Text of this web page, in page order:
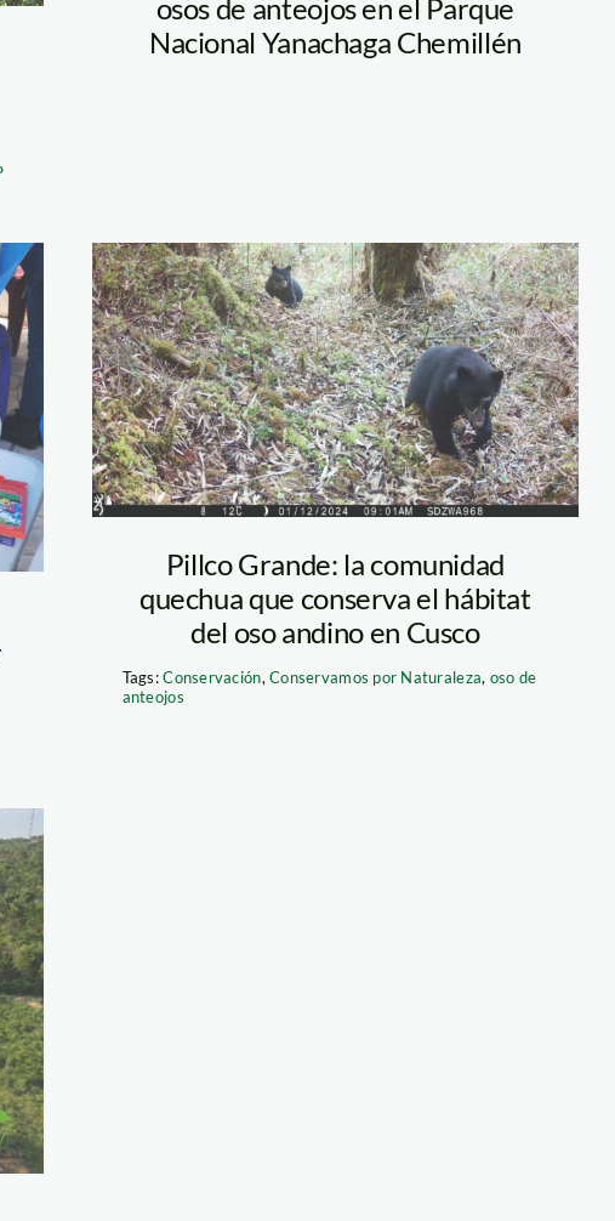
osos de anteojos en el Parque
Nacional Yanachaga Chemillén
pillco-grande-
oso-anteojos-2
Pillco Grande: la comunidad
quechua que conserva el hábitat
del oso andino en Cusco
Tags:Conservación,Conservamos por Naturaleza, oso de
anteojos